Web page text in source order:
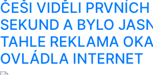
ČEŠI VIDĚLI
SEKUND A BYLO
TAHLE REKLAMA
OVLÁDLA INTERNET